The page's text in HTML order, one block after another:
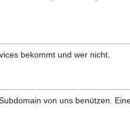
bekommt und wer nicht.
von uns benützen.